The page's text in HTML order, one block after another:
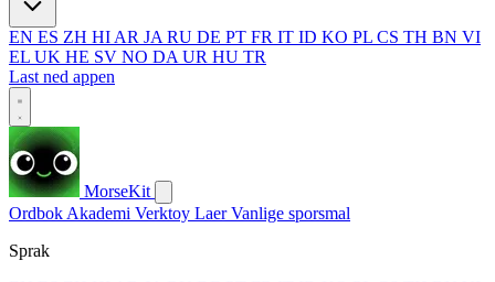
EN ES ZH HI AR JA RU DE PT FR IT ID KO PL CS TH BN VI
EL UK HE SV NO DA UR HU TR
Last ned appen
MorseKit
Ordbok Akademi Verktoy LaerVanlige sporsmal
Sprak